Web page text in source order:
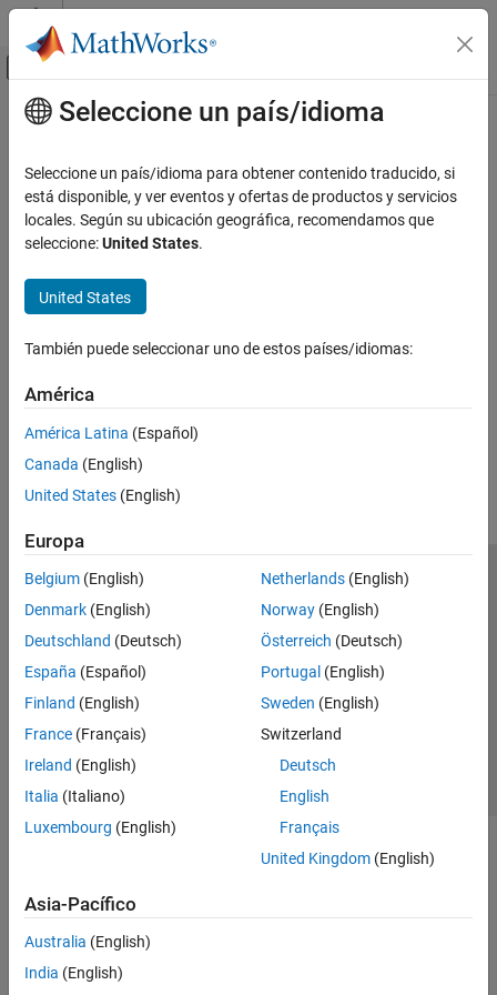
Saltar al contenido
Mostrar/ocultar menú de navegación
Inicio de Documentación
Contenido principal
How useful was this information?
Seleccione un país/idioma
Seleccione un país/idioma para obtener contenido traducido, si
está disponible, y ver eventos y ofertas de productos y servicios
locales. Según su ubicación geográfica, recomendamos que
seleccione:United States.
United States
También puede seleccionar uno de estos países/idiomas:
América
América Latina (Español)
Canada (English)
United States (English)
Europa
Belgium (English)
Denmark (English)
Deutschland (Deutsch)
España (Español)
Finland (English)
France (Français)
Ireland (English)
Italia (Italiano)
Luxembourg (English)
Netherlands(English)
Norway(English)
Österreich (Deutsch)
Portugal (English)
Sweden (English)
Switzerland
Deutsch
English
Français
United Kingdom(English)
Asia-Pacífico
Australia (English)
India (English)
Centro de confianza
Marcas comerciales
Política de privacidad
Antipiratería
Estado de las aplicaciones
Información de contacto
© 1994-2026 The MathWorks, Inc.
Seleccione un país/